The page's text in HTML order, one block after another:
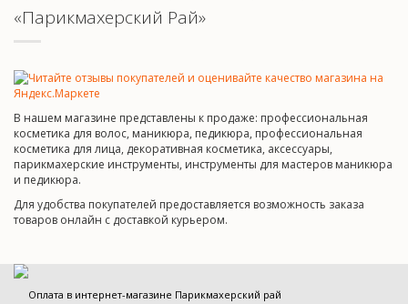
«Парикмахерский Рай»
В нашем магазине представлены к продаже: профессиональная
косметика для волос, маникюра, педикюра, профессиональная
косметика для лица, декоративная косметика, аксессуары,
парикмахерские инструменты, инструменты для мастеров маникюра
и педикюра.
Для удобства покупателей предоставляется возможность заказа
товаров онлайн с доставкой курьером.